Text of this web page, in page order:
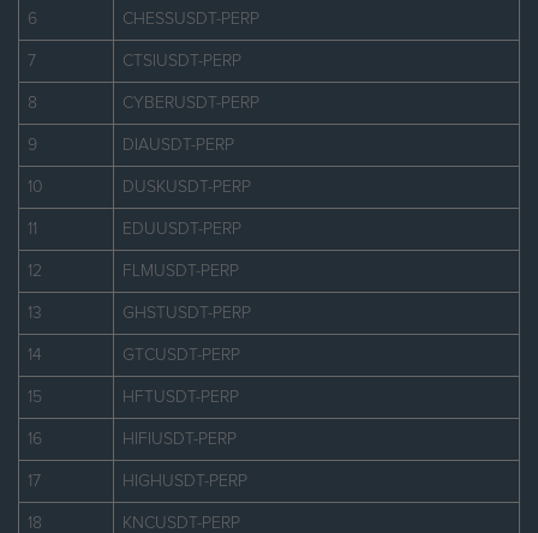
6 CHESSUSDT-PERP
7 CTSIUSDT-PERP
8 CYBERUSDT-PERP
9 DIAUSDT-PERP
10 DUSKUSDT-PERP
11 EDUUSDT-PERP
12 FLMUSDT-PERP
13 GHSTUSDT-PERP
14 GTCUSDT-PERP
15 HFTUSDT-PERP
16 HIFIUSDT-PERP
17 HIGHUSDT-PERP
18 KNCUSDT-PERP